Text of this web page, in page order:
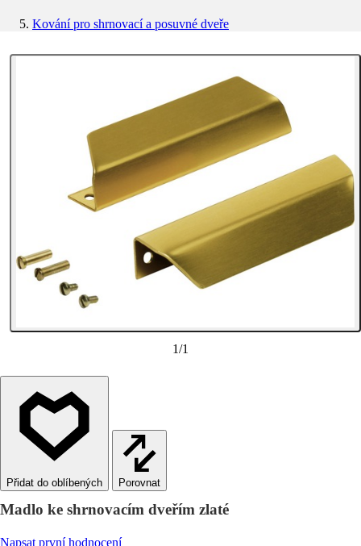
Kování pro shrnovací a posuvné dveře
1/1
Porovnat
Madlo ke shrnovacím dveřím zlaté
Napsat první hodnocení